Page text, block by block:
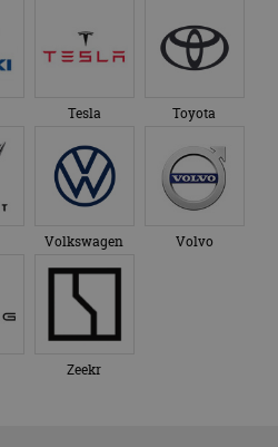
Tesla Toyota
Volkswagen Volvo
Zeekr